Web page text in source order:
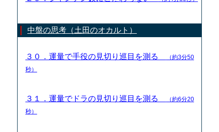
中盤の思考（土田のオカルト）
３０．運量で手役の見切り巡目を測る
（約3分50
秒）
３１．運量でドラの見切り巡目を測る
（約6分20
秒）